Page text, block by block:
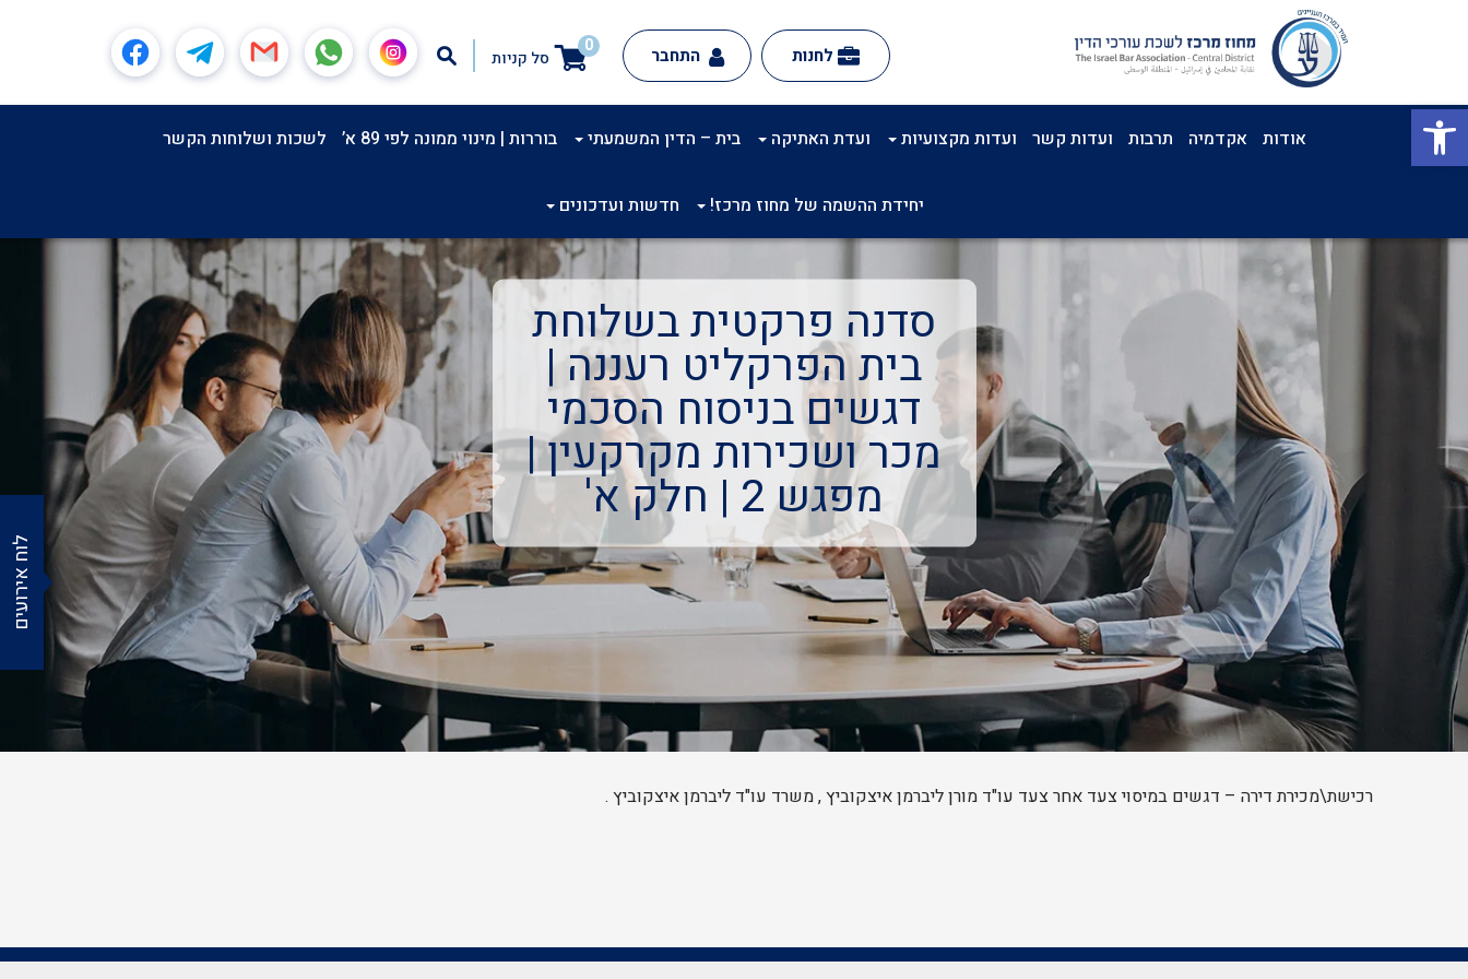
פתח סרגל נגישות
0
סל קניות לחנות התחבר
אודות אקדמיה תרבות ועדות קשר ועדות מקצועיות ועדת האתיקה בית – הדין המשמעתי בוררות | מינוי ממונה לפי 89 א’ לשכות ושלוחות הקשר
יחידת ההשמה של מחוז מרכז! חדשות ועדכונים
סדנה פרקטית בשלוחת
בית הפרקליט רעננה |
דגשים בניסוח הסכמי
מכר ושכירות מקרקעין |
מפגש 2 | חלק א'
רכישת\מכירת דירה – דגשים במיסוי צעד אחר צעד עו"ד מורן ליברמן איצקוביץ , משרד עו"ד ליברמן איצקוביץ .
לוח אירועים